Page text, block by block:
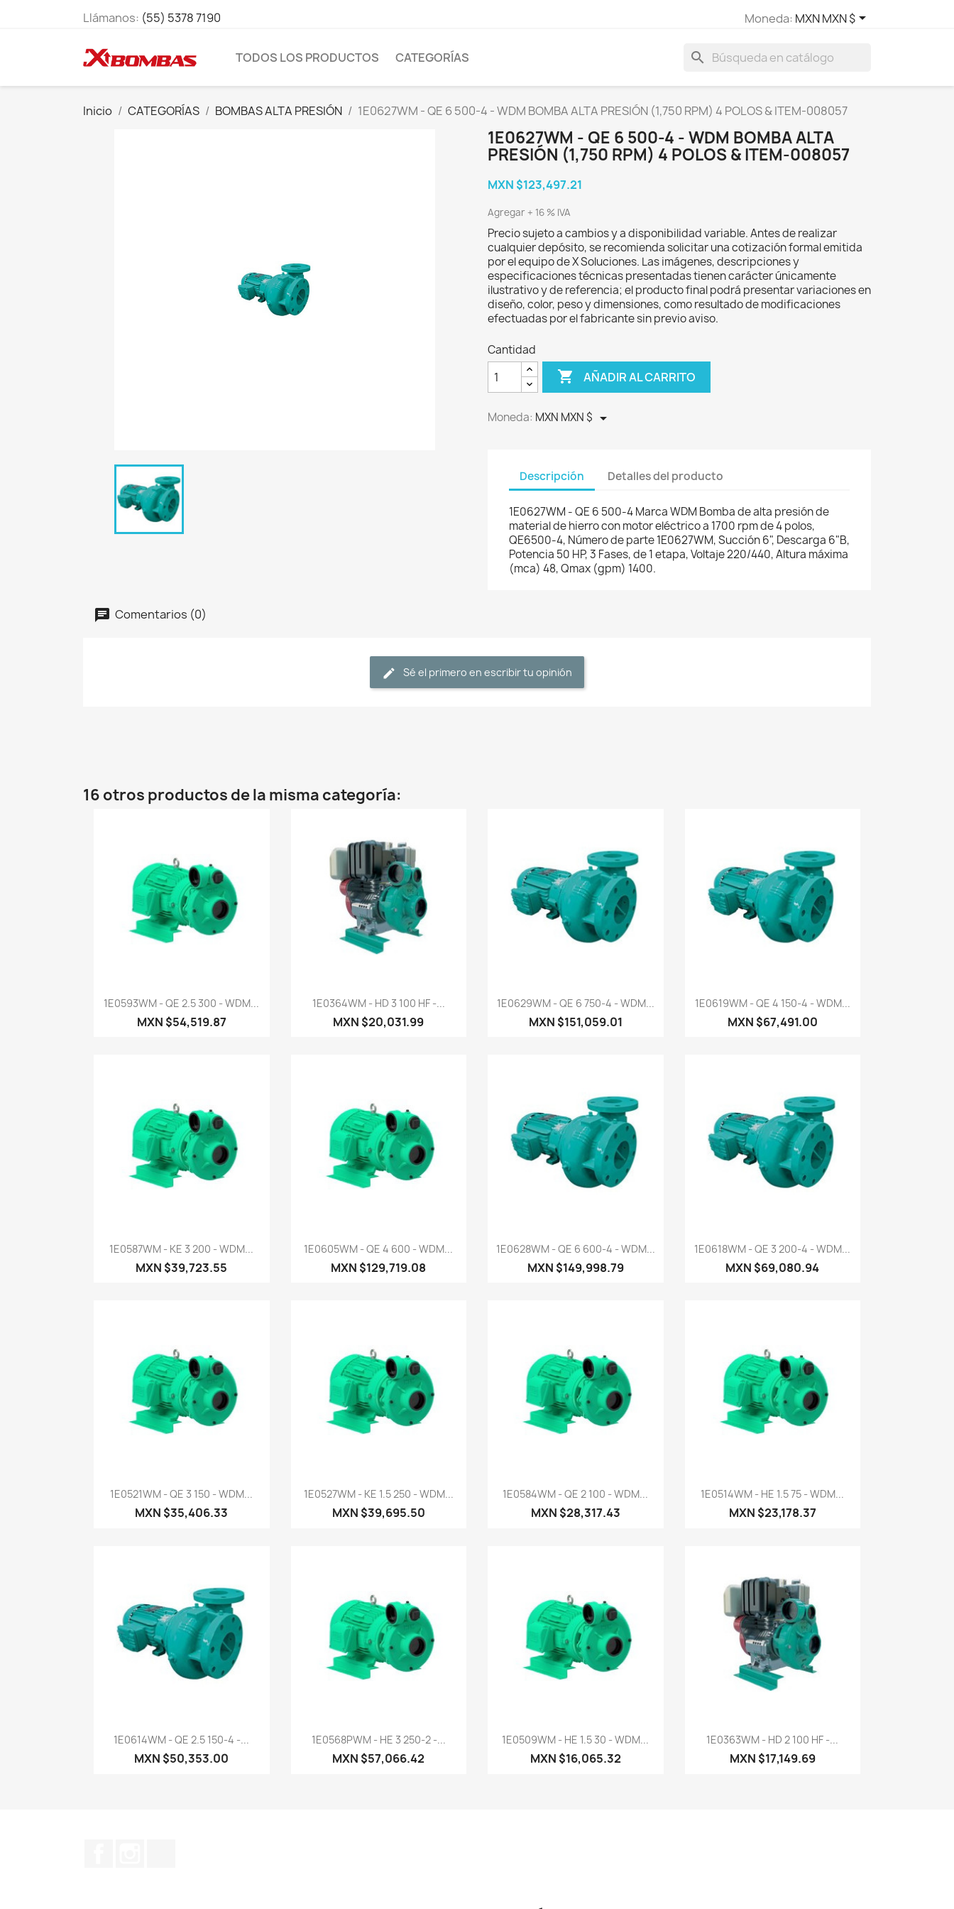
Llámanos: (55) 5378 7190 Moneda: MXN MXN $
TODOS LOS PRODUCTOS CATEGORÍAS search
Inicio CATEGORÍAS BOMBAS ALTA PRESIÓN 1E0627WM - QE 6 500-4 - WDM BOMBA ALTA PRESIÓN (1,750 RPM) 4 POLOS & ITEM-008057
1E0627WM - QE 6 500-4 - WDM BOMBA ALTA
PRESIÓN (1,750 RPM) 4 POLOS & ITEM-008057
MXN $123,497.21
Agregar + 16 % IVA
Precio sujeto a cambios y a disponibilidad variable. Antes de realizar
cualquier depósito, se recomienda solicitar una cotización formal emitida
por el equipo de X Soluciones. Las imágenes, descripciones y
especificaciones técnicas presentadas tienen carácter únicamente
ilustrativo y de referencia; el producto final podrá presentar variaciones en
diseño, color, peso y dimensiones, como resultado de modificaciones
efectuadas por el fabricante sin previo aviso.
Cantidad
 AÑADIR AL CARRITO
Moneda: MXN MXN $ 
Descripción Detalles del producto
1E0627WM - QE 6 500-4 Marca WDM Bomba de alta presión de
material de hierro con motor eléctrico a 1700 rpm de 4 polos,
QE6500-4, Número de parte 1E0627WM, Succión 6", Descarga 6"B,
Potencia 50 HP, 3 Fases, de 1 etapa, Voltaje 220/440, Altura máxima
(mca) 48, Qmax (gpm) 1400.
Comentarios (0)
Sé el primero en escribir tu opinión
16 otros productos de la misma categoría:
Vista rápida
1E0593WM - QE 2.5 300 - WDM...
MXN $54,519.87
Vista rápida
1E0364WM - HD 3 100 HF -...
MXN $20,031.99
Vista rápida
1E0629WM - QE 6 750-4 - WDM...
MXN $151,059.01
 Vista rápida
1E0619WM - QE 4 150-4 - WDM...
MXN $67,491.00
Vista rápida
1E0587WM - KE 3 200 - WDM...
MXN $39,723.55
Vista rápida
1E0605WM - QE 4 600 - WDM...
MXN $129,719.08
 Vista rápida
1E0628WM - QE 6 600-4 - WDM...
MXN $149,998.79
 Vista rápida
1E0618WM - QE 3 200-4 - WDM...
MXN $69,080.94
Vista rápida
1E0521WM - QE 3 150 - WDM...
MXN $35,406.33
Vista rápida
1E0527WM - KE 1.5 250 - WDM...
MXN $39,695.50
Vista rápida
1E0584WM - QE 2 100 - WDM...
MXN $28,317.43
Vista rápida
1E0514WM - HE 1.5 75 - WDM...
MXN $23,178.37
Vista rápida
1E0614WM - QE 2.5 150-4 -...
MXN $50,353.00
Vista rápida
1E0568PWM - HE 3 250-2 -...
MXN $57,066.42
Vista rápida
1E0509WM - HE 1.5 30 - WDM...
MXN $16,065.32
Vista rápida
1E0363WM - HD 2 100 HF -...
MXN $17,149.69